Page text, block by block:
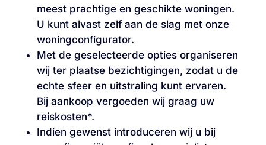
meest prachtige en geschikte woningen.
U kunt alvast zelf aan de slag met onze
woningconfigurator.
Met de geselecteerde opties organiseren
wij ter plaatse bezichtigingen, zodat u de
echte sfeer en uitstraling kunt ervaren.
Bij aankoop vergoeden wij graag uw
reiskosten*.
Indien gewenst introduceren wij u bij